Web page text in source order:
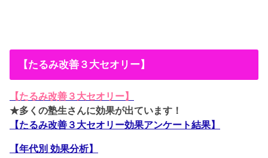
【たるみ改善３大セオリー】
【たるみ改善３大セオリー】
★多くの塾生さんに効果が出ています！
【たるみ改善３大セオリー効果アンケート結果】
【年代別 効果分析】